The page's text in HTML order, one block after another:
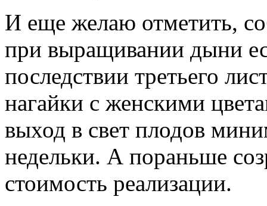
И еще желаю отметить,
при выращивании дыни
последствии третьего
нагайки с женскими
выход в свет плодов
недельки. А пораньше
стоимость реализации.